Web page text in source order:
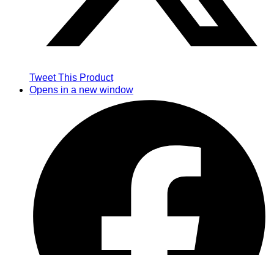
Tweet This Product
Opens in a new window